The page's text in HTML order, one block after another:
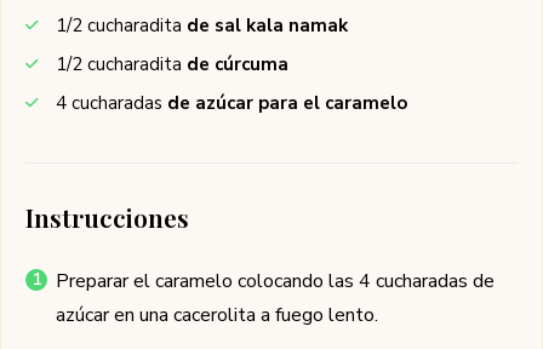
1/2 cucharadita de sal kala namak
1/2 cucharadita de cúrcuma
4 cucharadas de azúcar para el caramelo
Instrucciones
Preparar el caramelo colocando las 4 cucharadas de
azúcar en una cacerolita a fuego lento.